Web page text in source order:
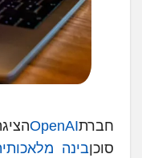
חברתOpenAI
סוכןבינה